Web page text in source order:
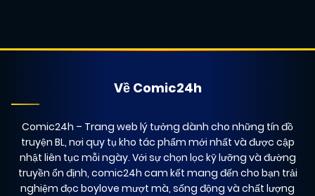
Về Comic24h
Comic24h – Trang web lý tưởng dành cho những tín đồ
truyện BL, nơi quy tụ kho tác phẩm mới nhất và được cập
nhật liên tục mỗi ngày. Với sự chọn lọc kỹ lưỡng và đường
truyền ổn định, comic24h cam kết mang đến cho bạn trải
nghiệm đọc boylove mượt mà, sống động và chất lượng